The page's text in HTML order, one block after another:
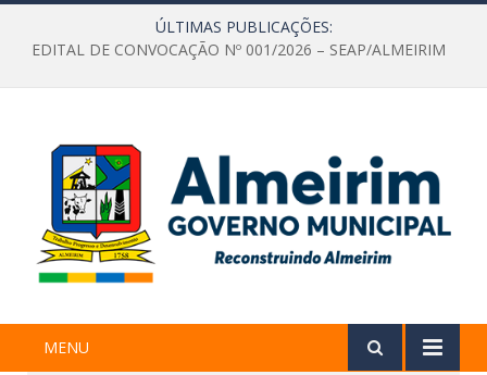
ÚLTIMAS PUBLICAÇÕES:
EDITAL DE CONVOCAÇÃO Nº 001/2026 – SEAP/ALMEIRIM
MENU